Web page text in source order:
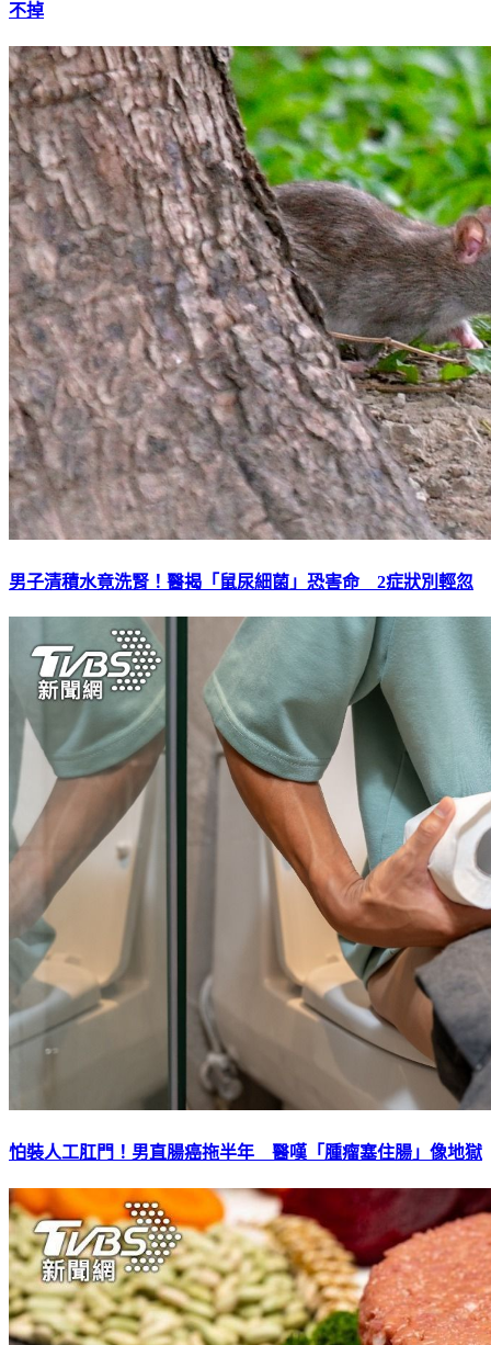
不掉
男子清積水竟洗腎！醫揭「鼠尿細菌」恐害命 2症狀別輕忽
怕裝人工肛門！男直腸癌拖半年 醫嘆「腫瘤塞住腸」像地獄